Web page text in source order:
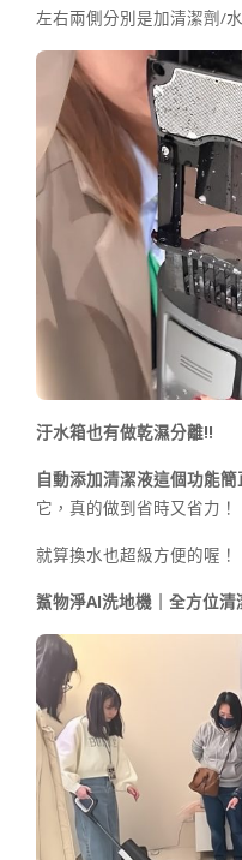
左右兩側分別是加清潔劑/
汙水箱也有做乾濕分離!!
自動添加清潔液這個功能
它，真的做到省時又省力！
就算換水也超級方便的喔！
鯊物淨AI洗地機｜全方位清